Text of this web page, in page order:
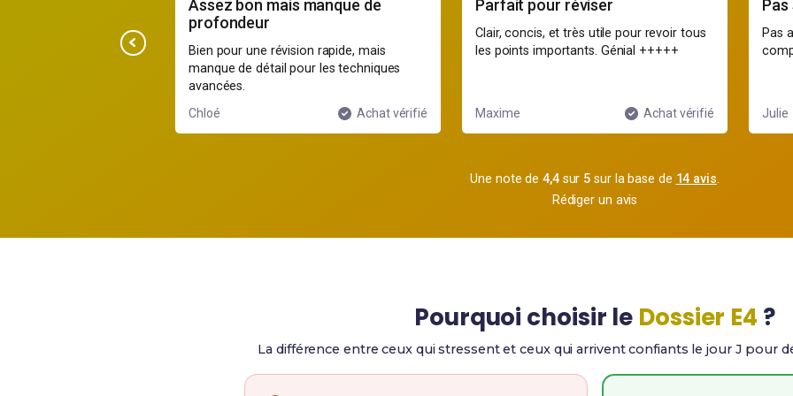
Parfait pour réviser
Clair, concis, et très utile pour revoir tous
les points importants. Génial +++++
Maxime Achat vérifié
Pas suffisamment détaillé
Pas assez détaillé pour les modules
complexes. Dommage...
Julie Achat vérifié Sarah
Une note de4,4sur 5 sur la base de 14 avis.
Rédiger un avis
Pourquoi choisir le Dossier E4 ?
La différence entre ceux qui stressent et ceux qui arrivent confiants le jour J pour